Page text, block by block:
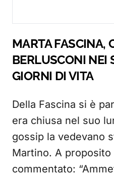
MARTA FASCINA,
BERLUSCONI NEI
GIORNI DI VITA
Della Fascina si è
era chiusa nel suo
gossip la vedevano
Martino. A
commentato: